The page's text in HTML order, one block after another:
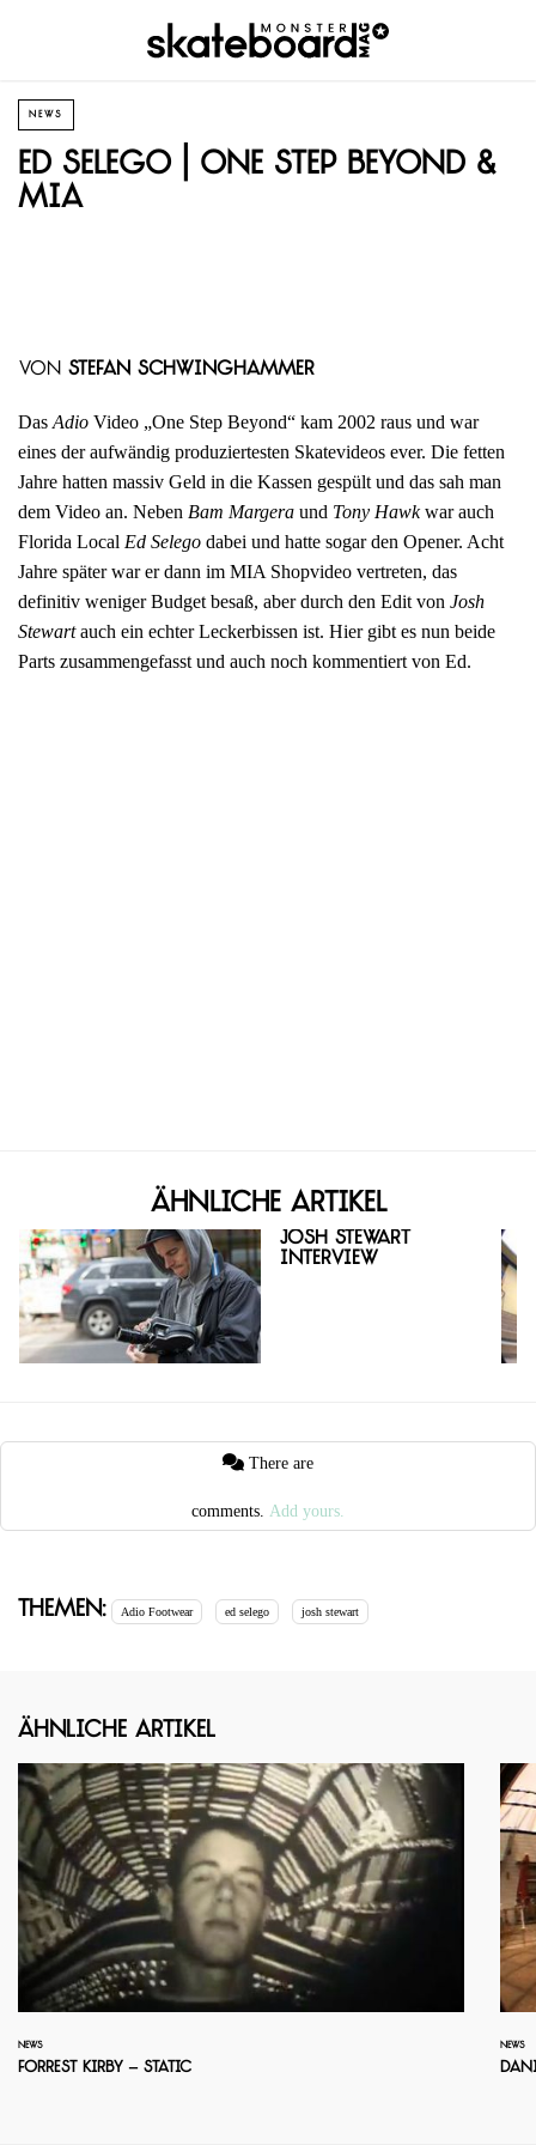
NEWS
Ed Selego | One Step Beyond &
MIA
von Stefan Schwinghammer
Das Adio Video „One Step Beyond“ kam 2002 raus und war
eines der aufwändig produziertesten Skatevideos ever. Die fetten
Jahre hatten massiv Geld in die Kassen gespült und das sah man
dem Video an. Neben Bam Margera und Tony Hawkwar auch
Florida Local Ed Selego dabei und hatte sogar den Opener. Acht
Jahre später war er dann im MIA Shopvideo vertreten, das
definitiv weniger Budget besaß, aber durch den Edit von Josh
Stewartauch ein echter Leckerbissen ist. Hier gibt es nun beide
Parts zusammengefasst und auch noch kommentiert von Ed.
Ähnliche Artikel
Josh Stewart
Interview
comments. Add yours.
Themen: Adio Footwear ed selego josh stewart
Ähnliche Artikel
NEWS
Forrest Kirby – Static
NEWS